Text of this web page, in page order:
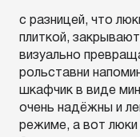
с разницей, что
плиткой,
визуально
рольставни
шкафчик в виде
очень надёжны и
режиме, а вот